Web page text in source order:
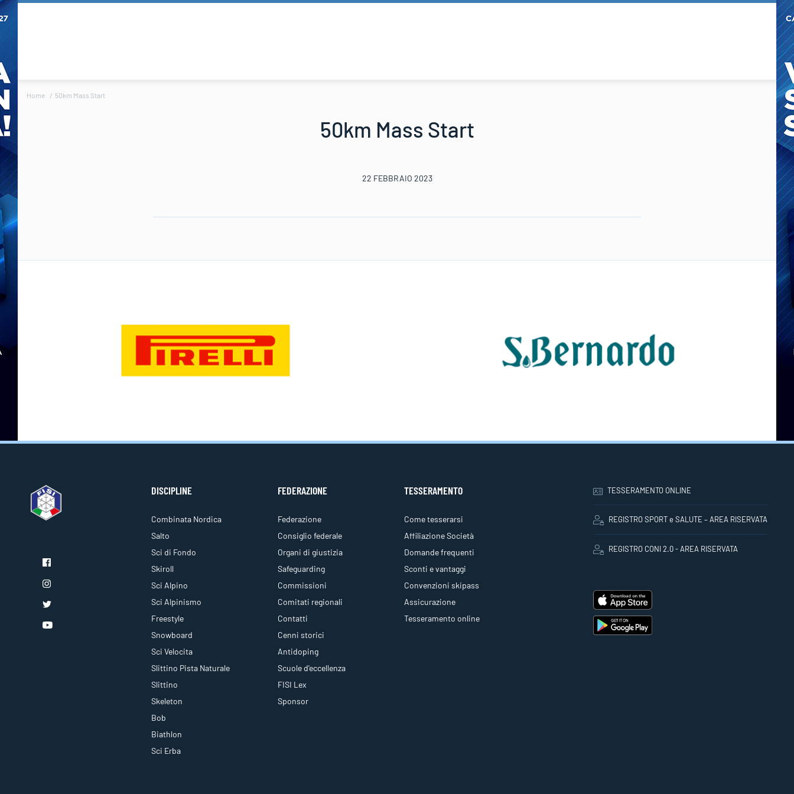
Home 50km Mass Start
50km Mass Start
22 FEBBRAIO 2023
DISCIPLINE
Combinata Nordica
Salto
Sci di Fondo
Skiroll
Sci Alpino
Sci Alpinismo
Freestyle
Snowboard
Sci Velocita
Slittino Pista Naturale
Slittino
Skeleton
Bob
Biathlon
Sci Erba
FEDERAZIONE
Federazione
Consiglio federale
Organi di giustizia
Safeguarding
Commissioni
Comitati regionali
Contatti
Cenni storici
Antidoping
Scuole d'eccellenza
FISI Lex
Sponsor
TESSERAMENTO
Come tesserarsi
Affiliazione Società
Domande frequenti
Sconti e vantaggi
Convenzioni skipass
Assicurazione
Tesseramento online
TESSERAMENTO ONLINE
REGISTRO SPORT e SALUTE – AREA RISERVATA
REGISTRO CONI 2.0 - AREA RISERVATA